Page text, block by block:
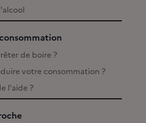
de boire ?
votre consommation ?
l'aide ?